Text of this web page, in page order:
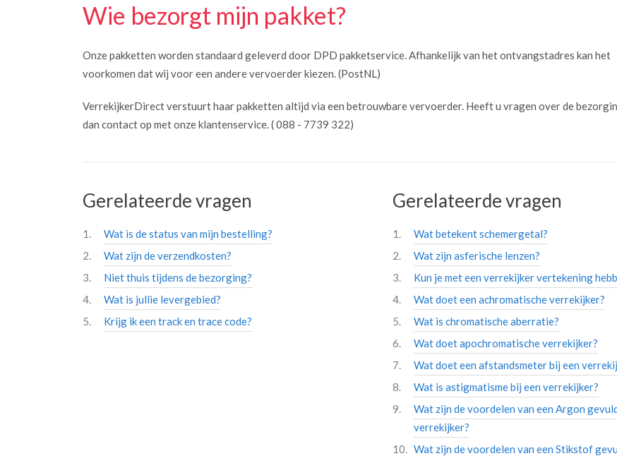
Wie bezorgt mijn pakket?
Onze pakketten worden standaard geleverd door DPD pakketservice. Afhankelijk van het ontvangstadres kan het
voorkomen dat wij voor een andere vervoerder kiezen. (PostNL)
VerrekijkerDirect verstuurt haar pakketten altijd via een betrouwbare vervoerder. Heeft u vragen over de
dan contact op met onze klantenservice. ( 088 - 7739 322)
Gerelateerde vragen
Wat is de status van mijn bestelling?
Wat zijn de verzendkosten?
Niet thuis tijdens de bezorging?
Wat is jullie levergebied?
Krijg ik een track en trace code?
Gerelateerde vragen
Wat betekent schemergetal?
Wat zijn asferische lenzen?
Kun je met een verrekijker vertekening
Wat doet een achromatische verrekijker?
Wat is chromatische aberratie?
Wat doet apochromatische verrekijker?
Wat doet een afstandsmeter bij een
Wat is astigmatisme bij een verrekijker?
Wat zijn de voordelen van een Argon
verrekijker?
Wat zijn de voordelen van een Stikstof